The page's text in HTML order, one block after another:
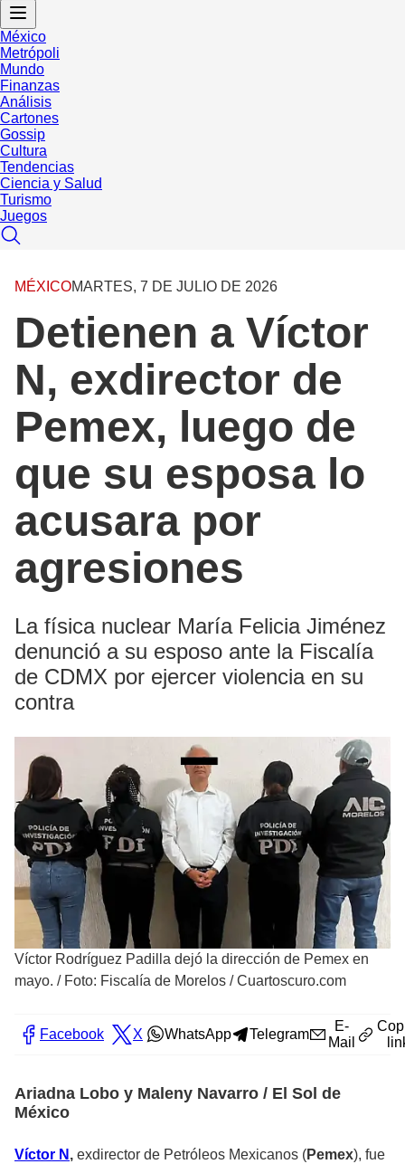
México
Metrópoli
Mundo
Finanzas
Análisis
Cartones
Gossip
Cultura
Tendencias
Ciencia y Salud
Turismo
Juegos
MÉXICOMARTES, 7 DE JULIO DE 2026
Detienen a Víctor
N, exdirector de
Pemex, luego de
que su esposa lo
acusara por
agresiones
La física nuclear María Felicia Jiménez
denunció a su esposo ante la Fiscalía
de CDMX por ejercer violencia en su
contra
Víctor Rodríguez Padilla dejó la dirección de Pemex en
mayo. / Foto: Fiscalía de Morelos / Cuartoscuro.com
Facebook X WhatsApp Telegram
E-
Mail
Ariadna Lobo y Maleny Navarro / El Sol de
México
Víctor N , exdirector de Petróleos Mexicanos (Pemex), fue